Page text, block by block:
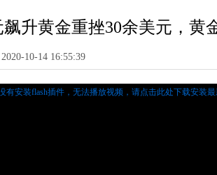
升黄金重挫30余美元，黄
2020-10-14 16:55:39
有安装flash插件，无法播放视频， 请点击此处下载安装